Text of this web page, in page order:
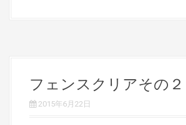
フェンスクリアその２
2015年6月22日